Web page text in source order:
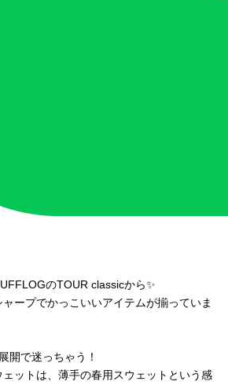
のTOUR classicから✨
ープでかっこいいアイテムが揃っていま
開で迷っちゃう！
ットは、薄手の春用スウェットという感